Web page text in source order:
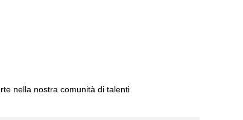
nella nostra comunità di talenti